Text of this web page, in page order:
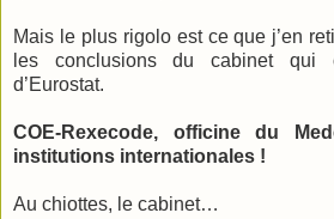
Mais le plus rigolo est ce que j’en
les conclusions du cabinet qui
d’Eurostat.
COE-Rexecode, officine du
institutions internationales !
Au chiottes, le cabinet…